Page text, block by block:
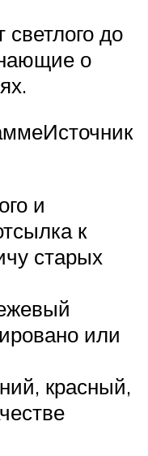
светлого до
о
и
к
старых
или
красный,